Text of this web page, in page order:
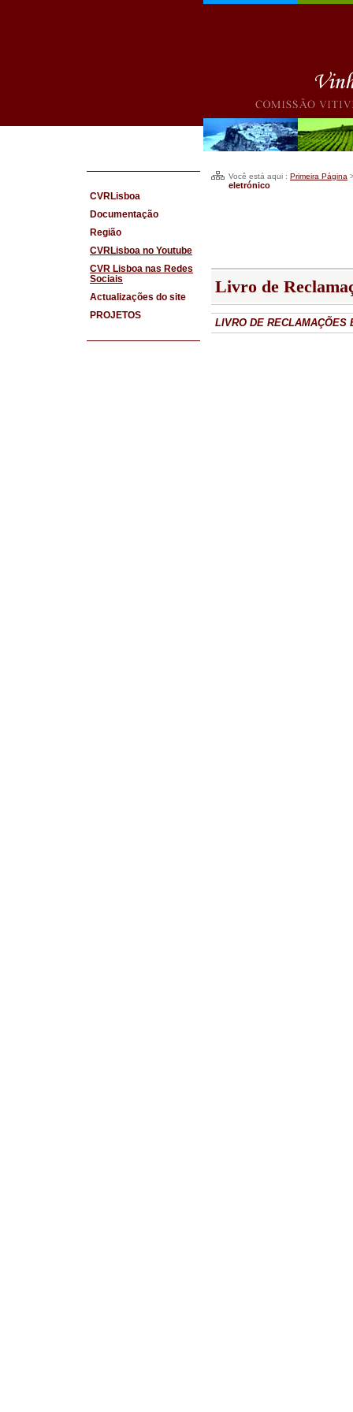
CVRLisboa
Documentação
Região
CVRLisboa no Youtube
CVR Lisboa nas Redes
Sociais
Actualizações do site
PROJETOS
Você está aqui : Primeira Página
eletrónico
Livro de
LIVRO DE RECLAMAÇÕES